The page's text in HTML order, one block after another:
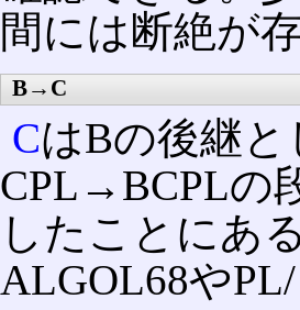
間には断絶が
B→C
CはBの後継
CPL→BCPLの
したことにあ
ALGOL68や